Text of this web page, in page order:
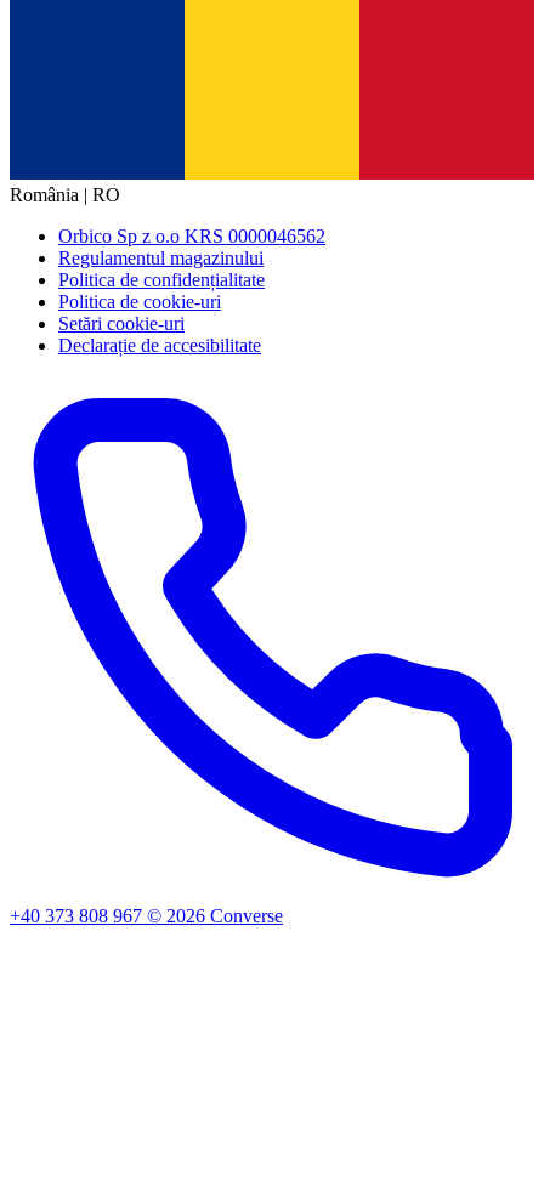
România | RO
Orbico Sp z o.o KRS 0000046562
Regulamentul magazinului
Politica de confidențialitate
Politica de cookie-uri
Setări cookie-uri
Declarație de accesibilitate
+40 373 808 967 © 2026 Converse